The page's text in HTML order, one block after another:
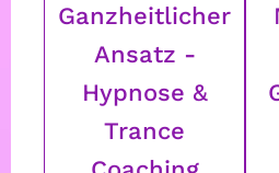
Ganzheitlicher
Ansatz -
Hypnose &
Trance